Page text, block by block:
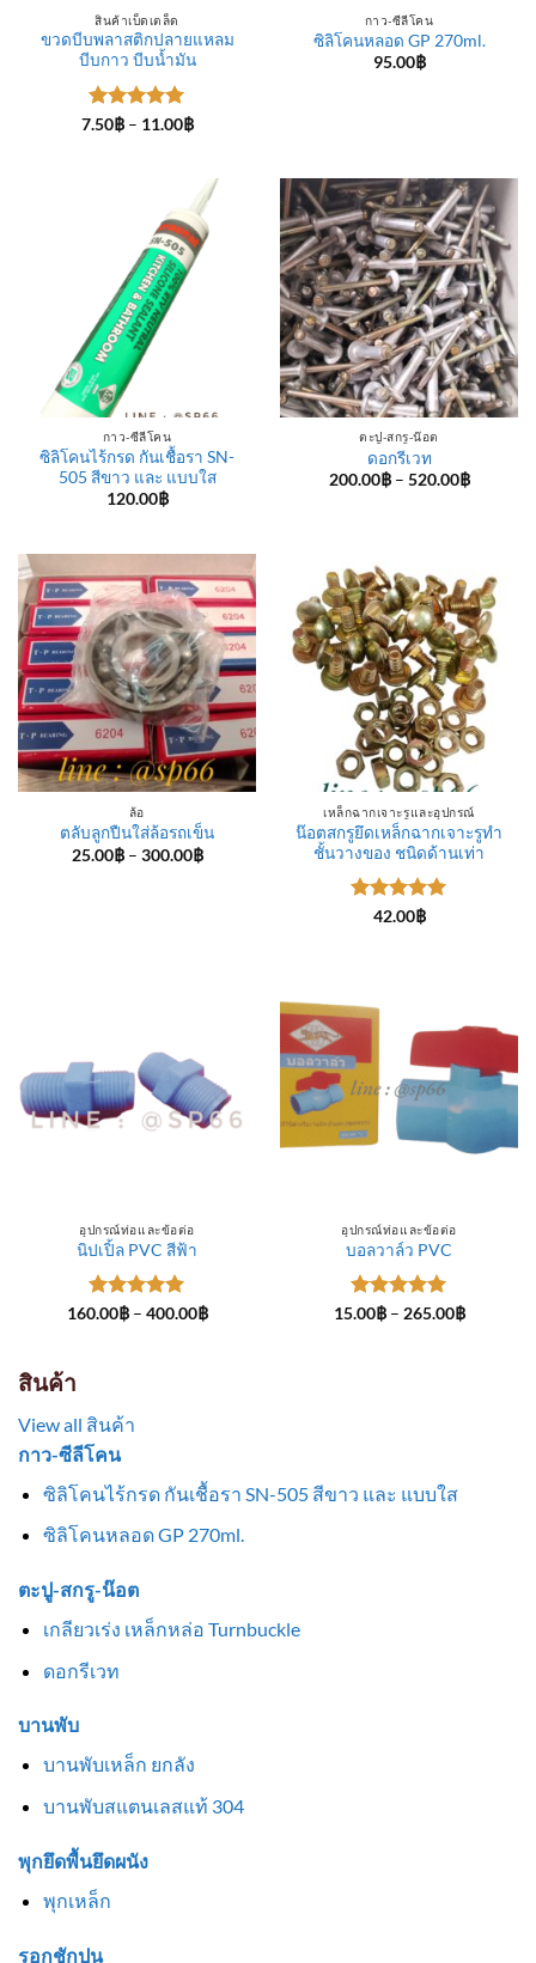
สินค้าเบ็ดเตล็ด
ขวดบีบพลาสติกปลายแหลม
บีบกาว บีบน้ำมัน
ให้คะแนน
7.50฿ – 11.00฿Price
11.00฿
กาว-ซีลีโคน
ซิลิโคนหลอด GP 270ml.
95.00฿
กาว-ซีลีโคน
ซิลิโคนไร้กรด กันเชื้อรา SN-
505 สีขาว และ แบบใส
120.00฿
ตะปู-สกรู-น๊อต
ดอกรีเวท
200.00฿ – 520.00฿Price
ล้อ
ตลับลูกปืนใส่ล้อรถเข็น
25.00฿ – 300.00฿Price
เหล็กฉากเจาะรูและอุปกรณ์
น๊อตสกรูยึดเหล็กฉากเจาะรูทำ
ชั้นวางของ ชนิดด้านเท่า
ให้คะแนน
42.00฿
อุปกรณ์ท่อและข้อต่อ
นิปเปิ้ล PVC สีฟ้า
ให้คะแนน
160.00฿ – 400.00฿Price
อุปกรณ์ท่อและข้อต่อ
บอลวาล์ว PVC
ให้คะแนน
15.00฿ – 265.00฿Price
สินค้า
View all สินค้า
กาว-ซีลีโคน
ซิลิโคนไร้กรด กันเชื้อรา SN-505 สีขาว และ แบบใส
ซิลิโคนหลอด GP 270ml.
ตะปู-สกรู-น๊อต
เกลียวเร่ง เหล็กหล่อ Turnbuckle
ดอกรีเวท
บานพับ
บานพับเหล็ก ยกลัง
บานพับสแตนเลสแท้ 304
พุกยึดพื้นยึดผนัง
พุกเหล็ก
รอกชักปูน